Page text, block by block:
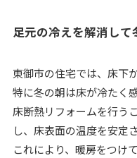
足元の冷えを解消して
東御市の住宅では、床下
特に冬の朝は床が冷たく
床断熱リフォームを行う
し、床表面の温度を安定
これにより、暖房をつけ